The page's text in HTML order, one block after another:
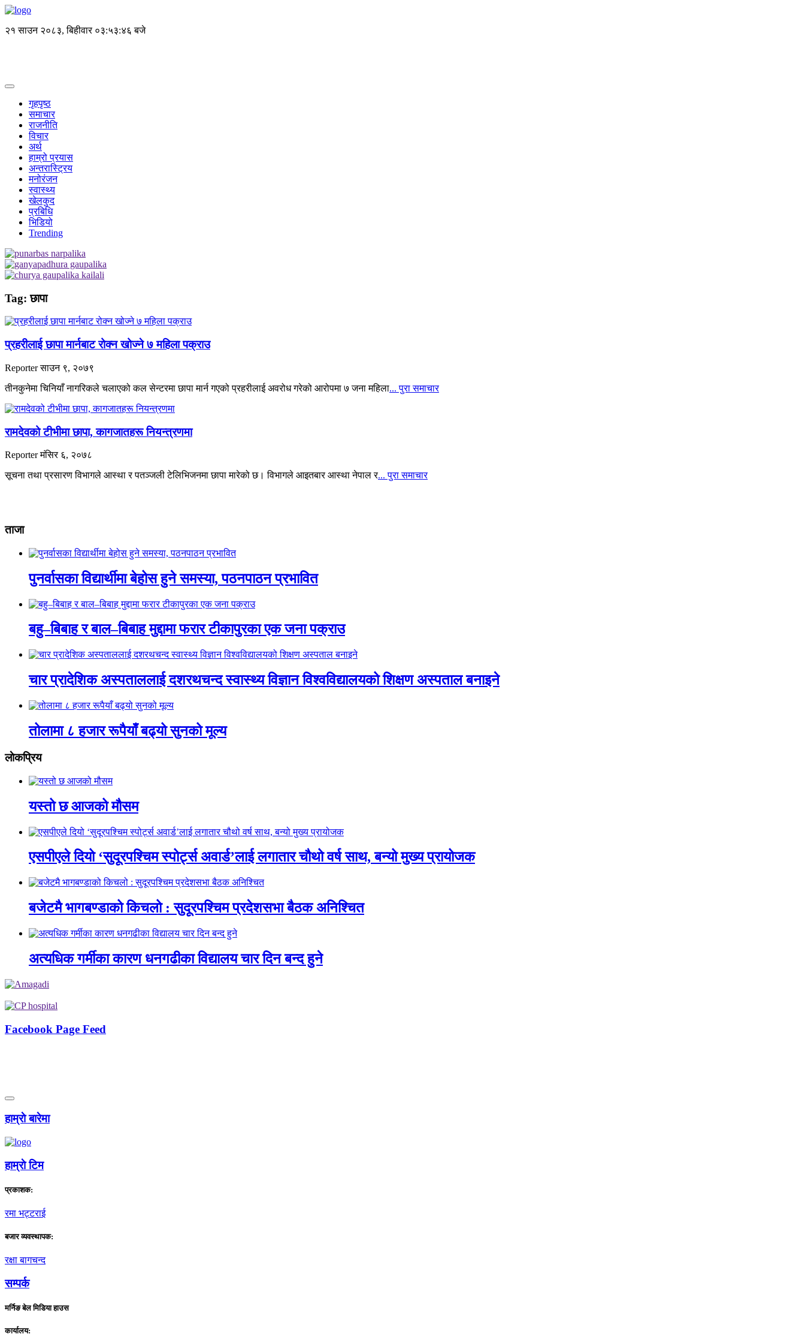
२१ साउन २०८३, बिहीवार ०३:५३:४७ बजे
गृहपृष्ठ
समाचार
राजनीति
विचार
अर्थ
हाम्रो प्रयास
अन्तरास्ट्रिय
मनोरंजन
स्वास्थ्य
खेलकुद
प्रबिधि
भिडियो
Trending
Tag:छापा
प्रहरीलाई छापा मार्नबाट रोक्न खोज्ने ७ महिला पक्राउ
Reporterसाउन ९, २०७९
तीनकुनेमा चिनियाँ नागरिकले चलाएको कल सेन्टरमा छापा मार्न गएको प्रहरीलाई अवरोध गरेको आरोपमा ७ जना महिला... पुरा समाचार
रामदेवको टीभीमा छापा, कागजातहरू नियन्त्रणमा
Reporterमंसिर ६, २०७८
सूचना तथा प्रसारण विभागले आस्था र पतञ्जली टेलिभिजनमा छापा मारेको छ। विभागले आइतबार आस्था नेपाल र... पुरा समाचार
ताजा
पुनर्वासका विद्यार्थीमा बेहोस हुने समस्या, पठनपाठन प्रभावित
बहु–बिबाह र बाल–बिबाह मुद्दामा फरार टीकापुरका एक जना पक्राउ
चार प्रादेशिक अस्पताललाई दशरथचन्द स्वास्थ्य विज्ञान विश्वविद्यालयको शिक्षण अस्पताल बनाइने
तोलामा ८ हजार रूपैयाँ बढ्यो सुनको मूल्य
लाेकप्रिय
यस्तो छ आजको मौसम
एसपीएले दियो ‘सुदूरपश्चिम स्पोर्ट्स अवार्ड’लाई लगातार चौथो वर्ष साथ, बन्यो मुख्य प्रायोजक
बजेटमै भागबण्डाको किचलो : सुदूरपश्चिम प्रदेशसभा बैठक अनिश्चित
अत्यधिक गर्मीका कारण धनगढीका विद्यालय चार दिन बन्द हुने
Facebook Page Feed
हाम्राे बारेमा
हाम्राे टिम
प्रकाशक:
रमा भट्टराई
बजार व्यवस्थापक:
रक्षा बागचन्द
सम्पर्क
मर्निङ बेल मिडिया हाउस
कार्यालय: